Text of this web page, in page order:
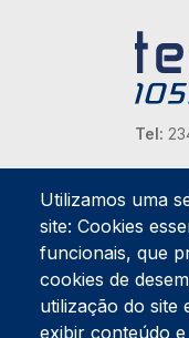
Tel:
Rua Gil
3834-
Rua
Utilizamos uma
site: Cookies
funcionais, que
cookies de
utilização do site
exibir conteúdo e